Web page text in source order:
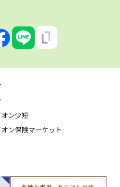
ン少短
ン保険マーケット